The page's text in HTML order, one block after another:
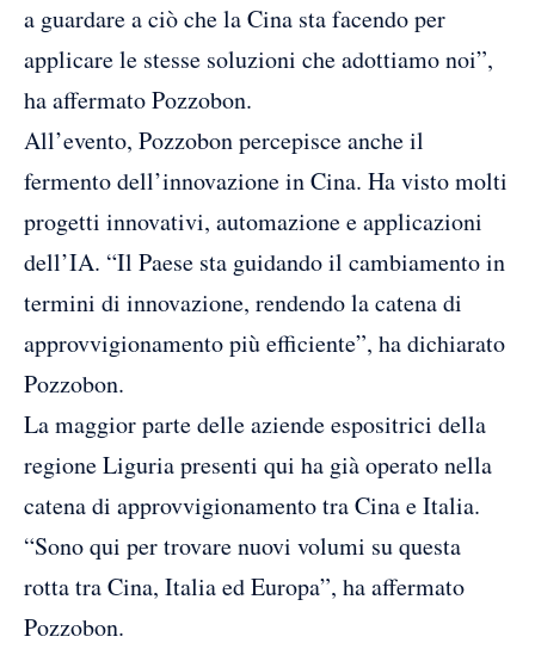
a guardare a ciò che la Cina sta facendo per
applicare le stesse soluzioni che adottiamo noi”,
ha affermato Pozzobon.
All’evento, Pozzobon percepisce anche il
fermento dell’innovazione in Cina. Ha visto molti
progetti innovativi, automazione e applicazioni
dell’IA. “Il Paese sta guidando il cambiamento in
termini di innovazione, rendendo la catena di
approvvigionamento più efficiente”, ha dichiarato
Pozzobon.
La maggior parte delle aziende espositrici della
regione Liguria presenti qui ha già operato nella
catena di approvvigionamento tra Cina e Italia.
“Sono qui per trovare nuovi volumi su questa
rotta tra Cina, Italia ed Europa”, ha affermato
Pozzobon.